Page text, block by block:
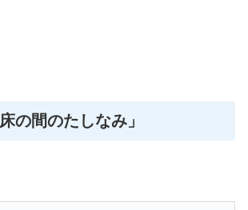
床の間のたしなみ 」